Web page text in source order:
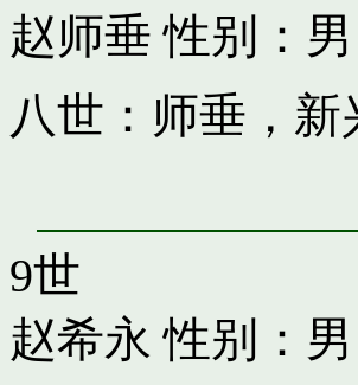
赵师垂 性别：男
八世：师垂，新
9世
赵希永 性别：男